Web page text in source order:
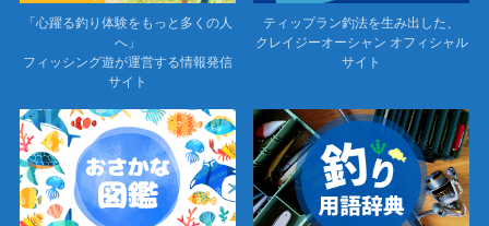
「心躍る釣り体験をもっと多くの人
へ」
フィッシング遊が運営する情報発信
サイト
ティップラン釣法を生み出した、
クレイジーオーシャン オフィシャル
サイト